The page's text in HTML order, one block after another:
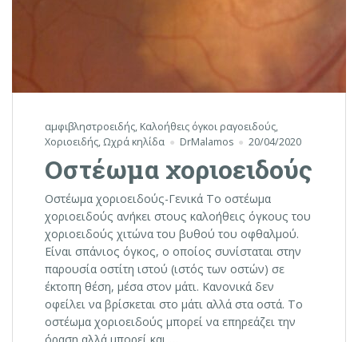
αμφιβληστροειδής, Καλοήθεις όγκοι ραγοειδούς,
Χοριοειδής,Ωχρά κηλίδα DrMalamos 20/04/2020
Οστέωμα χοριοειδούς
Οστέωμα χοριοειδούς-Γενικά Το οστέωμα
χοριοειδούς ανήκει στους καλοήθεις όγκους του
χοριοειδούς χιτώνα του βυθού του οφθαλμού.
Είναι σπάνιος όγκος, ο οποίος συνίσταται στην
παρουσία οστίτη ιστού (ιστός των οστών) σε
έκτοπη θέση, μέσα στον μάτι. Κανονικά δεν
οφείλει να βρίσκεται στο μάτι αλλά στα οστά. Το
οστέωμα χοριοειδούς μπορεί να επηρεάζει την